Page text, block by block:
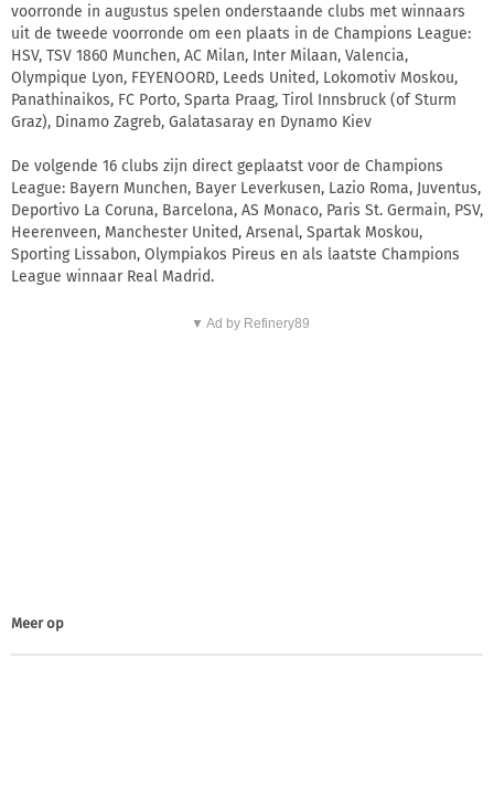
voorronde in augustus spelen onderstaande clubs met winnaars
uit de tweede voorronde om een plaats in de Champions League:
HSV, TSV 1860 Munchen, AC Milan, Inter Milaan, Valencia,
Olympique Lyon, FEYENOORD, Leeds United, Lokomotiv Moskou,
Panathinaikos, FC Porto, Sparta Praag, Tirol Innsbruck (of Sturm
Graz), Dinamo Zagreb, Galatasaray en Dynamo Kiev
De volgende 16 clubs zijn direct geplaatst voor de Champions
League: Bayern Munchen, Bayer Leverkusen, Lazio Roma, Juventus,
Deportivo La Coruna, Barcelona, AS Monaco, Paris St. Germain, PSV,
Heerenveen, Manchester United, Arsenal, Spartak Moskou,
Sporting Lissabon, Olympiakos Pireus en als laatste Champions
League winnaar Real Madrid.
▼ Ad by Refinery89
Meer op